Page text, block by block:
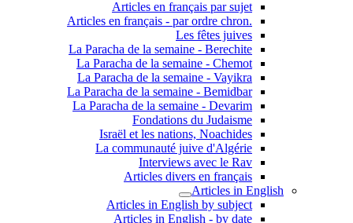
Articles en français par sujet
.Articles en français - par ordre chron
Les fêtes juives
La Paracha de la semaine - Berechite
La Paracha de la semaine - Chemot
La Paracha de la semaine - Vayikra
La Paracha de la semaine - Bemidbar
La Paracha de la semaine - Devarim
Fondations du Judaisme
Israël et les nations, Noachides
La communauté juive d'Algérie
Interviews avec le Rav
Articles divers en français
Articles in English
Articles in English by subject
Articles in English - by date